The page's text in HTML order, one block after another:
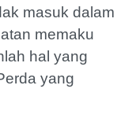
masuk dalam
memaku
hal yang
yang